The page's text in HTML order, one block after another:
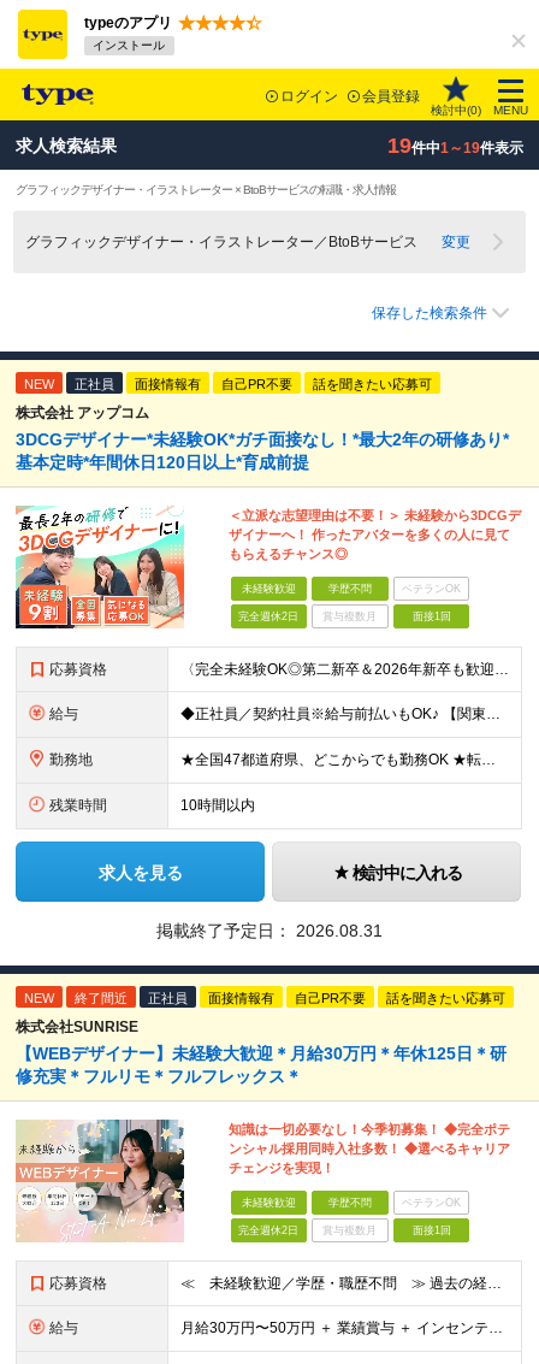
typeのアプリ
インストール
ログイン 会員登録
検討中(0) MENU
求人検索結果 19件中1～19件表示
グラフィックデザイナー・イラストレーター × BtoBサービスの転職・求人情報
グラフィックデザイナー・イラストレーター／BtoBサービス 変更
保存した検索条件
NEW 正社員 面接情報有 自己PR不要 話を聞きたい応募可
株式会社 アップコム
3DCGデザイナー*未経験OK*ガチ面接なし！*最大2年の研修あり*
基本定時*年間休日120日以上*育成前提
＜立派な志望理由は不要！＞ 未経験から3DCGデ
ザイナーへ！ 作ったアバターを多くの人に見て
もらえるチャンス◎
未経験歓迎 学歴不問 ベテランOK
完全週休2日 賞与複数月 面接1回
応募資格 〈完全未経験OK◎第二新卒＆2026年新卒も歓迎します！〉 ☆「VtubeやVRChatが気になる！」の志望動機でOK ☆社会人デビューOK／学歴・経歴不問 未経験スタート前提のポテンシャル採用。
給与 ◆正社員／契約社員※給与前払いもOK♪ 【関東（一都三県）】 月給25万円～ ※固定残業代（月20時間分／月3万2383円）を含む。超過分は別途支給。 ※試用期間中の給与は月給23万円～ 【関東（北
勤務地 ★全国47都道府県、どこからでも勤務OK ★転勤なし！腰を据えて活躍◎ ★マイカー通勤OK（拠点による） ★業務に慣れたら、ゆくゆくはリモート併用やフルリモートも可能 全国のお客様先にて勤務していた
残業時間 10時間以内
求人を見る 検討中に入れる
掲載終了予定日： 2026.08.31
NEW 終了間近 正社員 面接情報有 自己PR不要 話を聞きたい応募可
株式会社SUNRISE
【WEBデザイナー】未経験大歓迎＊月給30万円＊年休125日＊研
修充実＊フルリモ＊フルフレックス＊
知識は一切必要なし！今季初募集！ ◆完全ポテ
ンシャル採用同時入社多数！ ◆選べるキャリア
チェンジを実現！
未経験歓迎 学歴不問 ベテランOK
完全週休2日 賞与複数月 面接1回
応募資格 ≪ 未経験歓迎／学歴・職歴不問 ≫ 過去の経歴は一切不問。 「いままで」よりも「これから」を 重視した採用を行っています！ ▼▼こんな想いがある方大歓迎▼▼ ・WEBデザインに興味がある！ ・WEB
給与 ⽉給30万円〜50万円 ＋ 業績賞与 ＋ インセンティブ賞与 経験者：35万円～ ※IT新人時25万円〜 ※経験・スキルを考慮の上、決定します。 ※経験者は別途優遇！ ★試⽤期間：3ヶ⽉ ★学